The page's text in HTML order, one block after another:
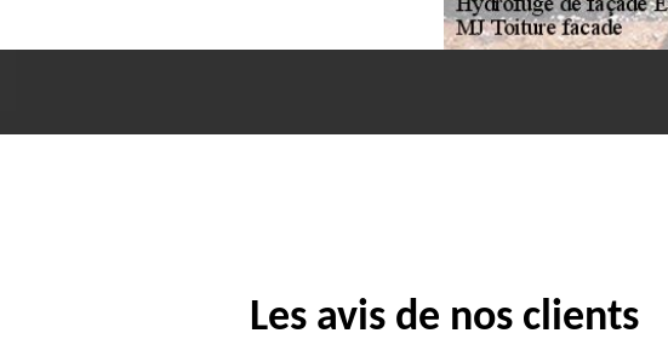
Les avis de nos clients